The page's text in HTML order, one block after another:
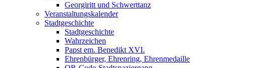
Georgiritt und Schwerttanz
Veranstaltungskalender
Stadtgeschichte
Stadtgeschichte
Wahrzeichen
Papst em. Benedikt XVI.
Ehrenbürger, Ehrenring, Ehrenmedaille